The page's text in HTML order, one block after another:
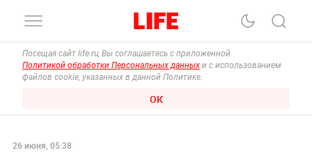
Посещая сайт life.ru, Вы соглашаетесь с приложенной
Политикой обработки Персональных данных и с использованием
файлов cookie, указанных в данной Политике.
ОК
26 июня, 05:38